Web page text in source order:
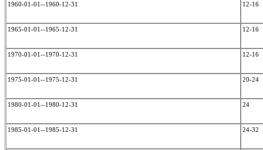
1960-01-01--1960-12-31 12-16
1965-01-01--1965-12-31 12-16
1970-01-01--1970-12-31 12-16
1975-01-01--1975-12-31 20-24
1980-01-01--1980-12-31 24
1985-01-01--1985-12-31 24-32